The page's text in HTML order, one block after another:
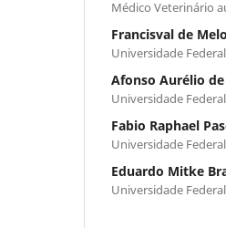
Médico Veterinário
Francisval de
Universidade
Afonso Aurélio
Universidade
Fabio Raphael
Universidade
Eduardo Mitke
Universidade